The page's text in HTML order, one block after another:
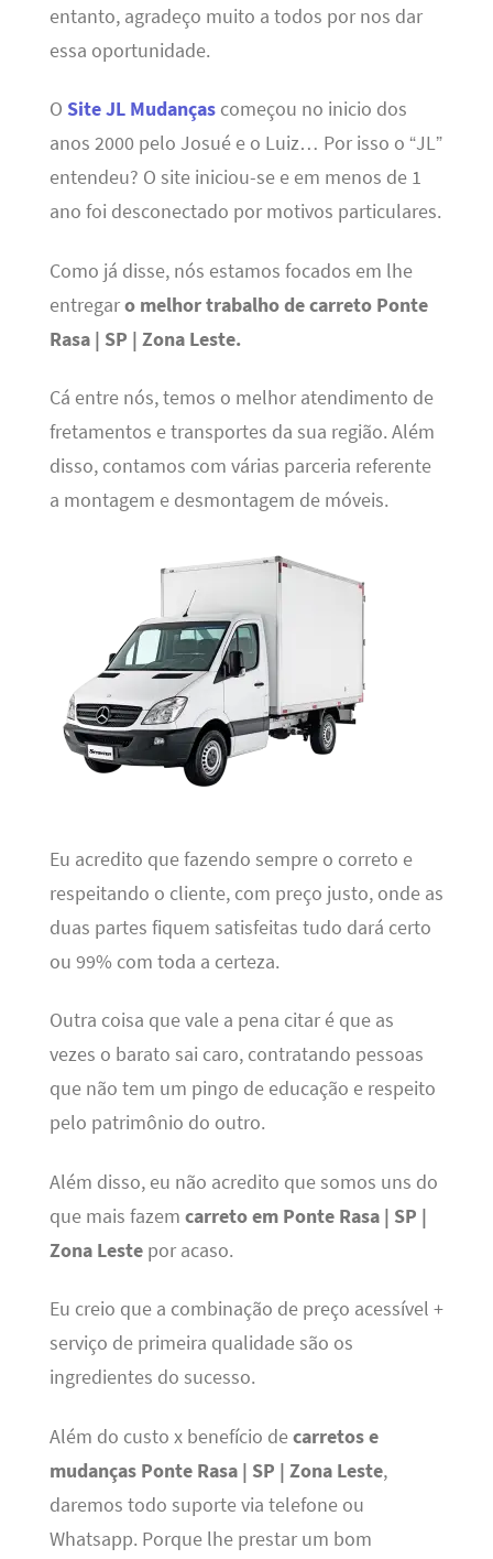
entanto, agradeço muito a todos por nos dar
essa oportunidade.
O Site JL Mudançascomeçou no inicio dos
anos 2000 pelo Josué e o Luiz… Por isso o “JL”
entendeu? O site iniciou-se e em menos de 1
ano foi desconectado por motivos particulares.
Como já disse, nós estamos focados em lhe
entregaro melhor trabalho de carreto Ponte
Rasa | SP | Zona Leste.
Cá entre nós, temos o melhor atendimento de
fretamentos e transportes da sua região. Além
disso, contamos com várias parceria referente
a montagem e desmontagem de móveis.
Eu acredito que fazendo sempre o correto e
respeitando o cliente, com preço justo, onde as
duas partes fiquem satisfeitas tudo dará certo
ou 99% com toda a certeza.
Outra coisa que vale a pena citar é que as
vezes o barato sai caro, contratando pessoas
que não tem um pingo de educação e respeito
pelo patrimônio do outro.
Além disso, eu não acredito que somos uns do
que mais fazem carreto em Ponte Rasa | SP |
Zona Lestepor acaso.
Eu creio que a combinação de preço acessível +
serviço de primeira qualidade são os
ingredientes do sucesso.
Além do custo x benefício decarretos e
mudanças Ponte Rasa | SP | Zona Leste,
daremos todo suporte via telefone ou
Whatsapp. Porque lhe prestar um bom